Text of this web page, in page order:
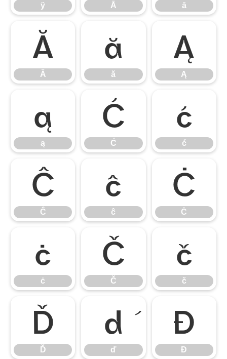
ÿ Ā ā
Ă
Ă
ă
ă
Ą
Ą
ą
ą
Ć
Ć
ć
ć
Ĉ
Ĉ
ĉ
ĉ
Ċ
Ċ
ċ
ċ
Č
Č
č
č
Ď
Ď
ď
ď
Đ
Đ